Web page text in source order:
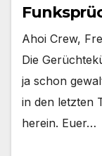
Ahoi Crew,
Die
ja schon
in den letzten
herein. Euer…